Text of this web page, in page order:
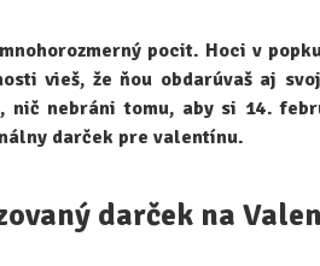
pocit. Hoci v
vieš, že ňou obdarúvaš aj
nič nebráni tomu, aby si 14.
darček pre valentínu.
darček na